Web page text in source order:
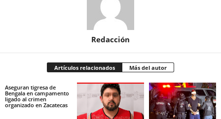
Redacción
Artículos relacionados Más del autor
Aseguran tigresa de
Bengala en campamento
ligado al crimen
organizado en Zacatecas